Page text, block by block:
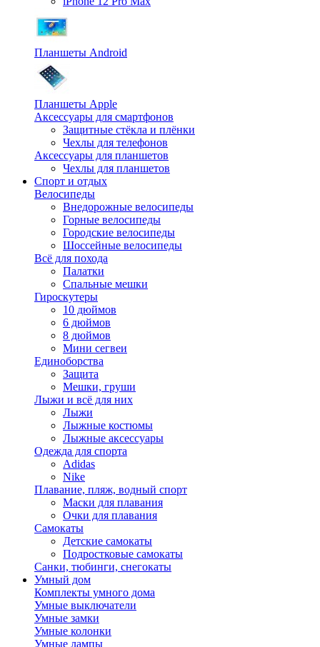
Планшеты Android
Планшеты Apple
Аксессуары для смартфонов
Защитные стёкла и плёнки
Чехлы для телефонов
Аксессуары для планшетов
Чехлы для планшетов
Спорт и отдых
Велосипеды
Внедорожные велосипеды
Горные велосипеды
Городские велосипеды
Шоссейные велосипеды
Всё для похода
Палатки
Спальные мешки
Гироскутеры
10 дюймов
6 дюймов
8 дюймов
Мини сегвеи
Единоборства
Защита
Мешки, груши
Лыжи и всё для них
Лыжи
Лыжные костюмы
Лыжные аксессуары
Одежда для спорта
Adidas
Nike
Плавание, пляж, водный спорт
Маски для плавания
Очки для плавания
Самокаты
Детские самокаты
Подростковые самокаты
Санки, тюбинги, снегокаты
Умный дом
Комплекты умного дома
Умные выключатели
Умные замки
Умные колонки
Умные лампы